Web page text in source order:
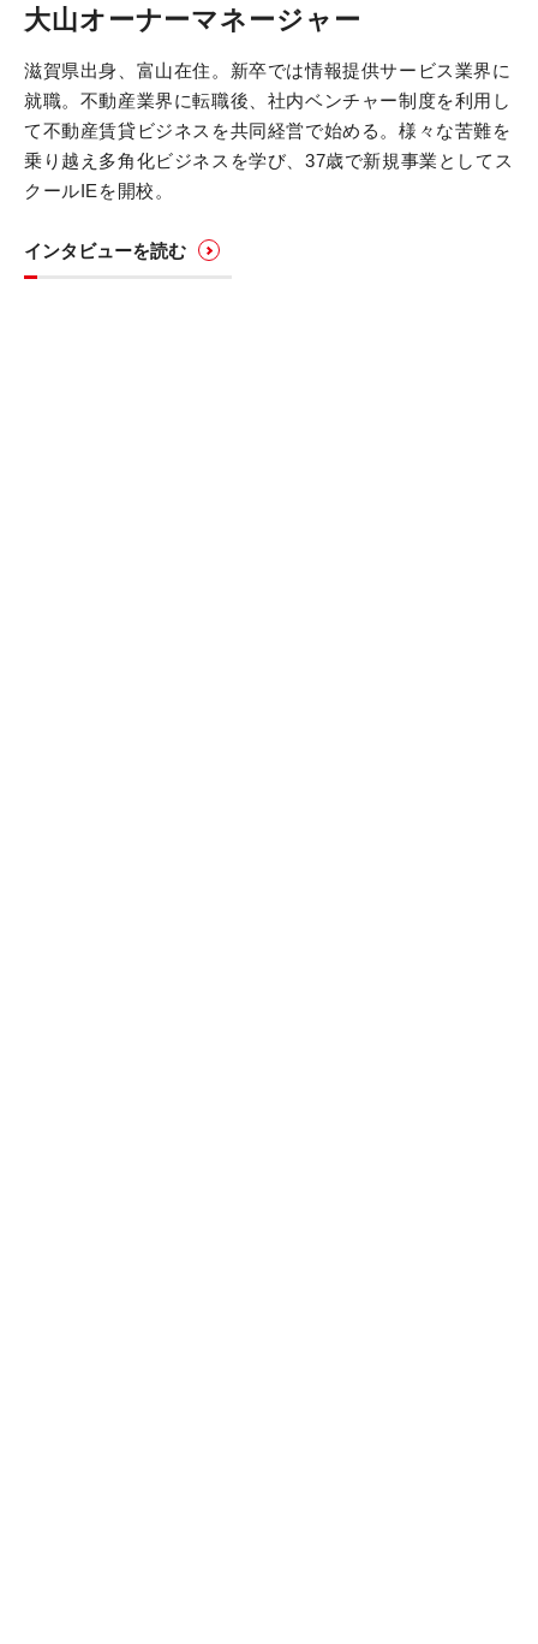
大山オーナーマネージャー
滋賀県出身、富山在住。新卒では情報提供サービス業界に
就職。不動産業界に転職後、社内ベンチャー制度を利用し
て不動産賃貸ビジネスを共同経営で始める。様々な苦難を
乗り越え多角化ビジネスを学び、37歳で新規事業としてス
クールIEを開校。
インタビューを読む